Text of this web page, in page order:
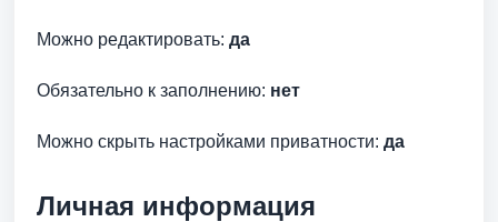
Можно редактировать: да
Обязательно к заполнению: нет
Можно скрыть настройками приватности: да
Личная информация